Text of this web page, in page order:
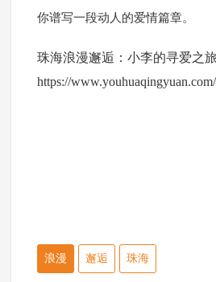
你谱写一段动人的爱情篇章。
珠海浪漫邂逅：小李的寻爱之旅
https://
浪漫 邂逅 珠海